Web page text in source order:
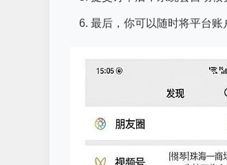
最后，你可以随时将平台